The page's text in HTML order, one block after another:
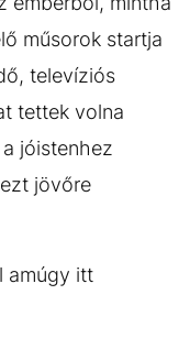
műsorok startja
televíziós
tettek volna
jóistenhez
jövőre
amúgy itt